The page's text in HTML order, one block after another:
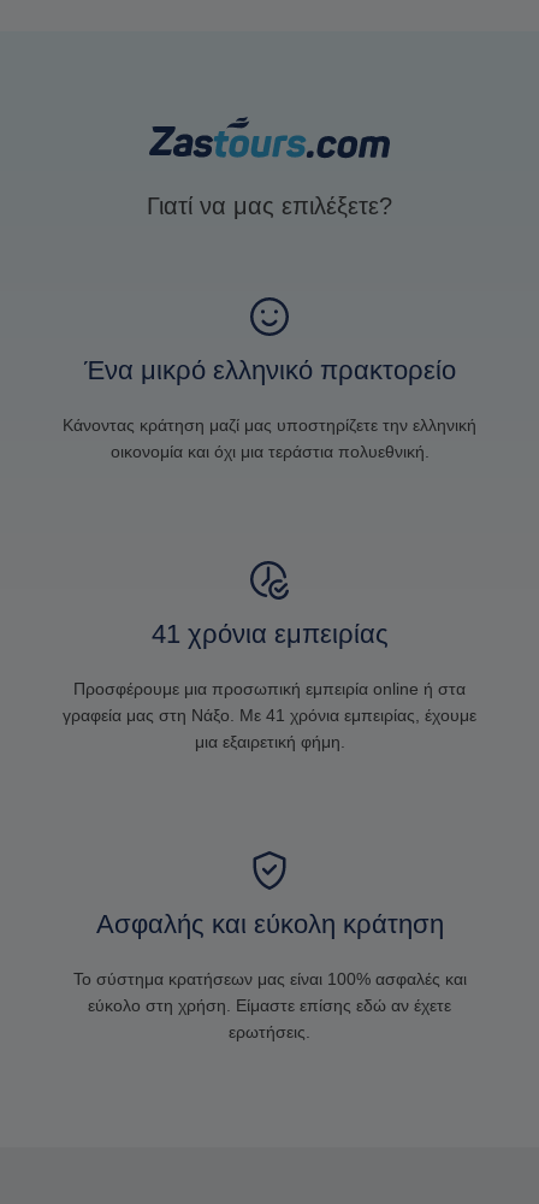
Γιατί να μας επιλέξετε?
Ένα μικρό ελληνικό πρακτορείο
Κάνοντας κράτηση μαζί μας υποστηρίζετε την ελληνική
οικονομία και όχι μια τεράστια πολυεθνική.
41 χρόνια εμπειρίας
Προσφέρουμε μια προσωπική εμπειρία online ή στα
γραφεία μας στη Νάξο. Με 41 χρόνια εμπειρίας, έχουμε
μια εξαιρετική φήμη.
Ασφαλής και εύκολη κράτηση
Το σύστημα κρατήσεων μας είναι 100% ασφαλές και
εύκολο στη χρήση. Είμαστε επίσης εδώ αν έχετε
ερωτήσεις.